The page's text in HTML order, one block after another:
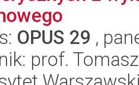
OPUS 29 ,
prof.